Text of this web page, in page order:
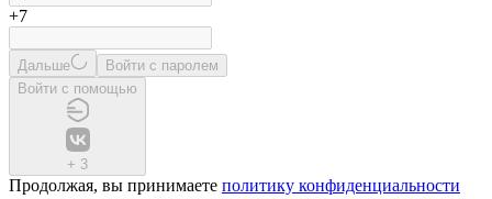
+7
Дальше
Войти с паролем
Войти с помощью
+ 3
Продолжая, вы принимаете политику конфиденциальности